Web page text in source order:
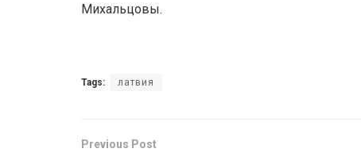
Михальцовы.
Tags: латвия
Previous Post